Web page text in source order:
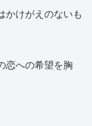
かけがえのないも
恋への希望を胸